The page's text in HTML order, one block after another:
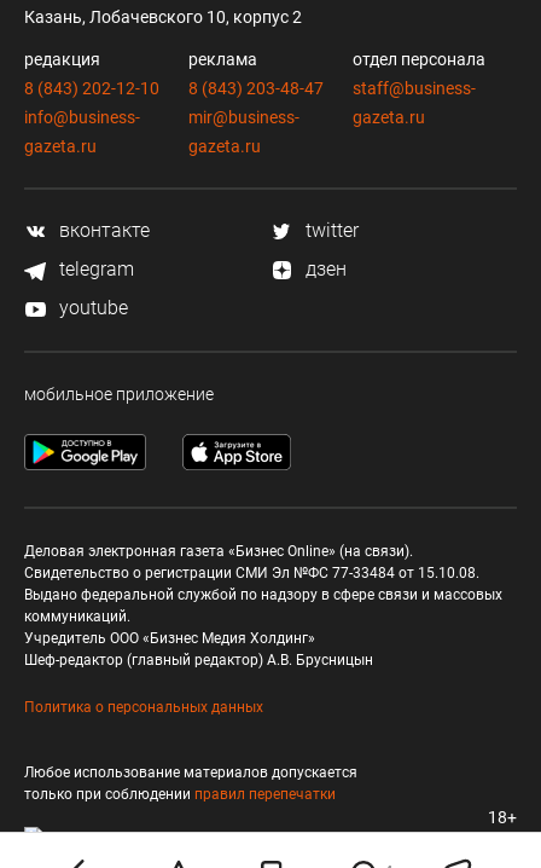
Казань, Лобачевского 10, корпус 2
редакция
8 (843) 202-12-10
info@business-
gazeta.ru
реклама
8 (843) 203-48-47
mir@business-
gazeta.ru
отдел персонала
staff@business-
gazeta.ru
вконтакте
twitter
telegram
дзен
youtube
мобильное приложение
Деловая электронная газета «Бизнес Online» (на связи).
Свидетельство о регистрации СМИ Эл №ФС 77-33484 от 15.10.08.
Выдано федеральной службой по надзору в сфере связи и массовых
коммуникаций.
Учредитель ООО «Бизнес Медия Холдинг»
Шеф-редактор (главный редактор) А.В. Брусницын
Политика о персональных данных
Любое использование материалов допускается
только при соблюдении правил перепечатки
18+